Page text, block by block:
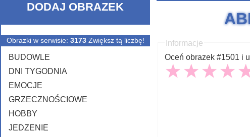
DODAJ OBRAZEK
Obrazki w serwisie: 3173Zwiększ tą liczbę!
BUDOWLE
DNI TYGODNIA
EMOCJE
GRZECZNOŚCIOWE
HOBBY
JEDZENIE
Informacje
Oceń obrazek #1501 i